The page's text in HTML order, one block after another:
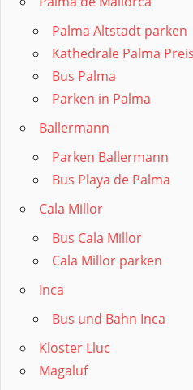
Palma Altstadt parken
Kathedrale Palma
Bus Palma
Parken in Palma
Ballermann
Parken Ballermann
Bus Playa de Palma
Cala Millor
Bus Cala Millor
Cala Millor parken
Inca
Bus und Bahn Inca
Kloster Lluc
Magaluf